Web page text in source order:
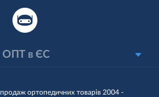
ортопедичних товарів 2004 -
ОПТ в ЄС